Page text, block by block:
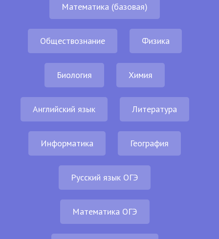
Математика (базовая)
Обществознание Физика
Биология Химия
Английский язык Литература
Информатика География
Русский язык ОГЭ
Математика ОГЭ